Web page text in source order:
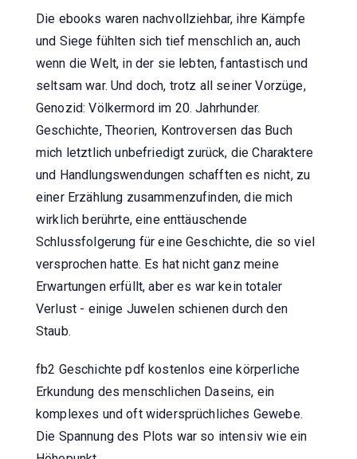
Die ebooks waren nachvollziehbar, ihre Kämpfe
und Siege fühlten sich tief menschlich an, auch
wenn die Welt, in der sie lebten, fantastisch und
seltsam war. Und doch, trotz all seiner Vorzüge,
Genozid: Völkermord im 20. Jahrhunder.
Geschichte, Theorien, Kontroversen das Buch
mich letztlich unbefriedigt zurück, die Charaktere
und Handlungswendungen schafften es nicht, zu
einer Erzählung zusammenzufinden, die mich
wirklich berührte, eine enttäuschende
Schlussfolgerung für eine Geschichte, die so viel
versprochen hatte. Es hat nicht ganz meine
Erwartungen erfüllt, aber es war kein totaler
Verlust - einige Juwelen schienen durch den
Staub.
fb2 Geschichte pdf kostenlos eine körperliche
Erkundung des menschlichen Daseins, ein
komplexes und oft widersprüchliches Gewebe.
Die Spannung des Plots war so intensiv wie ein